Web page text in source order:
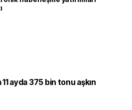
ayda 375 bin tonu aşkın